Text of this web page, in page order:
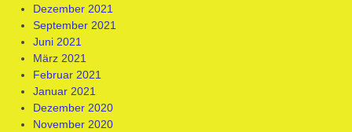
Dezember 2021
September 2021
Juni 2021
März 2021
Februar 2021
Januar 2021
Dezember 2020
November 2020